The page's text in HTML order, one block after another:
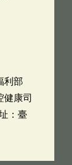
利部
健康司
：臺